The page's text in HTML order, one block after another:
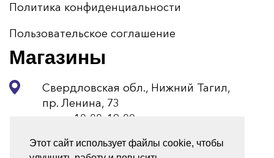
Этот сайт использует файлы cookie, чтобы
Политика конфиденциальности
Пользовательское соглашение
Магазины
Свердловская обл., Нижний Тагил,
пр. Ленина, 73
пн-вс 10:00–19:00
+7 (3435) 34-33-73